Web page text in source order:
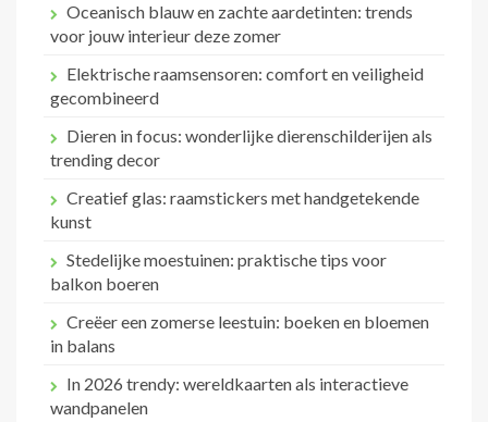
Oceanisch blauw en zachte aardetinten: trends
voor jouw interieur deze zomer
Elektrische raamsensoren: comfort en veiligheid
gecombineerd
Dieren in focus: wonderlijke dierenschilderijen als
trending decor
Creatief glas: raamstickers met handgetekende
kunst
Stedelijke moestuinen: praktische tips voor
balkon boeren
Creëer een zomerse leestuin: boeken en bloemen
in balans
In 2026 trendy: wereldkaarten als interactieve
wandpanelen